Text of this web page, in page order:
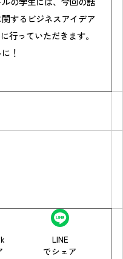
するビジネスアイデア
行っていただきます。
！
LINE
でシェア